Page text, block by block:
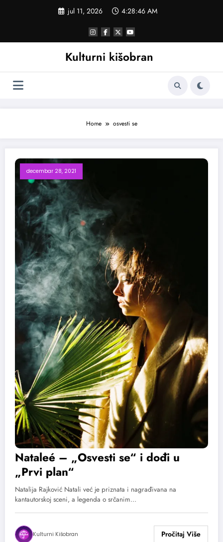
jul 11, 2026 4:28:47 AM
Kulturni kišobran
Home osvesti se
decembar 28, 2021
Nataleé – „Osvesti se“ i dođi u
„Prvi plan“
Natalija Rajković Natali već je priznata i nagrađivana na
kantautorskoj sceni, a legenda o srčanim…
Kulturni Kišobran